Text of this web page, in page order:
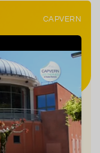
CAPVERN